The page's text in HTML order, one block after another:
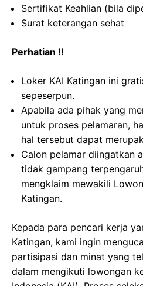
Sertifikat Keahlian (bila
Surat keterangan sehat
Perhatian !!
Loker KAI Katingan ini
sepeserpun.
Apabila ada pihak yang
untuk proses pelamaran,
hal tersebut dapat
Calon pelamar diingatkan
tidak gampang
mengklaim mewakili
Katingan.
Kepada para pencari kerja
Katingan, kami ingin
partisipasi dan minat yang
dalam mengikuti lowongan